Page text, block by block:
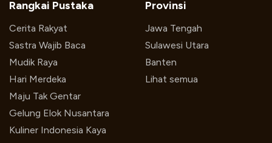
Rangkai Pustaka
Cerita Rakyat
Sastra Wajib Baca
Mudik Raya
Hari Merdeka
Maju Tak Gentar
Gelung Elok Nusantara
Kuliner Indonesia Kaya
Provinsi
Jawa Tengah
Sulawesi Utara
Banten
Lihat semua